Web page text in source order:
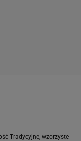
Tradycyjne, wzorzyste